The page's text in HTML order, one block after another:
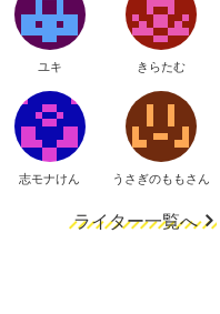
ユキ きらたむ
志モナけん うさぎのももさん
ライター一覧へ